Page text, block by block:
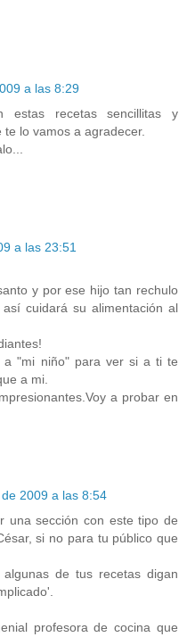
a las 8:29
estas recetas sencillitas y
lo vamos a agradecer.
a las 23:51
y por ese hijo tan rechulo
cuidará su alimentación al
a "mi niño" para ver si a ti te
a mi.
a probar en
2009 a las 8:54
una sección con este tipo de
si no para tu público que
de tus recetas digan
profesora de cocina que